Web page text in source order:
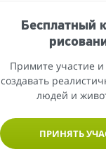
Бесплатный
Примите участие и
создавать
людей и
ПРИНЯТЬ